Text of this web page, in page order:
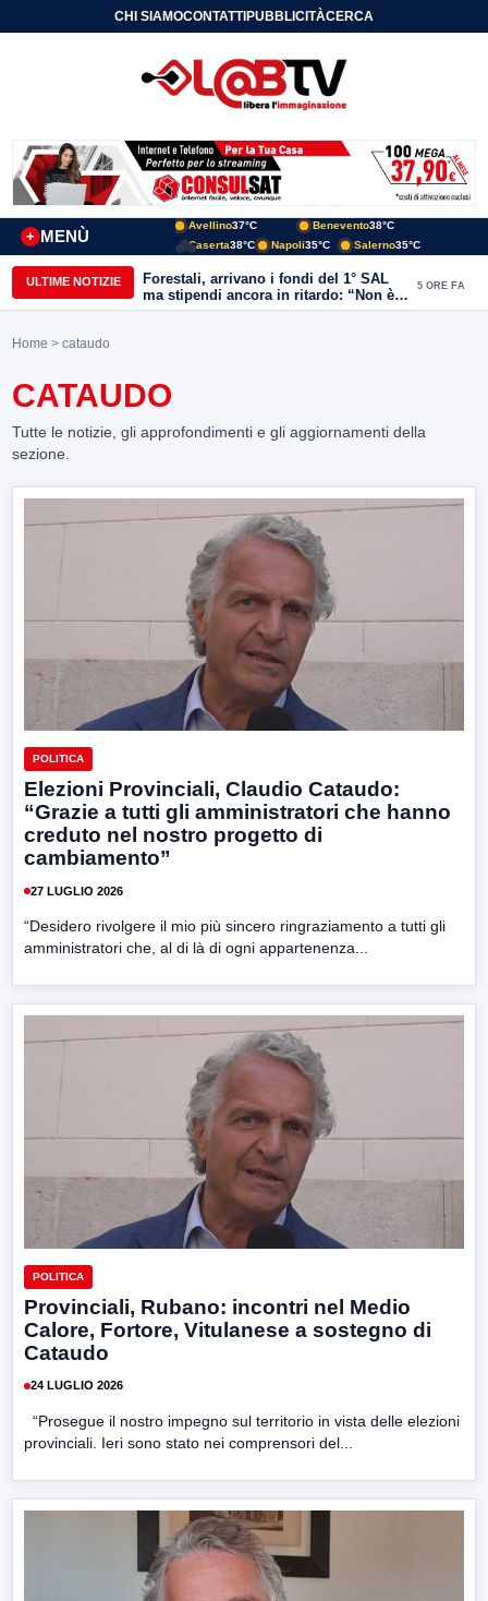
CHI SIAMOCONTATTIPUBBLICITÀCERCA
MENÙ
+
Avellino37°C Benevento38°C
Caserta38°C Napoli35°C Salerno35°C
ULTIME NOTIZIE
Forestali, arrivano i fondi del 1° SAL
ma stipendi ancora in ritardo: “Non è
più sostenibile”
5 ORE FA
Home > cataudo
CATAUDO
Tutte le notizie, gli approfondimenti e gli aggiornamenti della
sezione.
POLITICA
Elezioni Provinciali, Claudio Cataudo:
“Grazie a tutti gli amministratori che hanno
creduto nel nostro progetto di
cambiamento”
27 LUGLIO 2026
“Desidero rivolgere il mio più sincero ringraziamento a tutti gli
amministratori che, al di là di ogni appartenenza...
POLITICA
Provinciali, Rubano: incontri nel Medio
Calore, Fortore, Vitulanese a sostegno di
Cataudo
24 LUGLIO 2026
“Prosegue il nostro impegno sul territorio in vista delle elezioni
provinciali. Ieri sono stato nei comprensori del...